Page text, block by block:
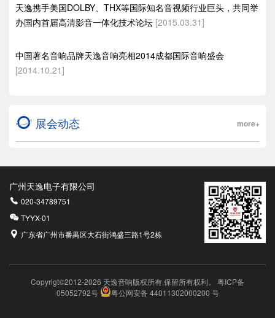
天逸携手美国DOLBY、THX等国际知名音视频行业巨头，共同举
办国内首届高清影音一体化技术论坛 [2015.03.31]
中国著名音响品牌天逸音响亮相2014成都国际音响盛会
[2014.10.21]
展会动态 more+
广州天逸电子有限公司
020-34789751
TYYX-01
广东省广州市番禺区大石街鸿盛三路1号2栋
Copyrigt©2012-2026 天逸音响版权所有,保留所有权利。 粤ICP备
05052792号
粤公网安备 44011302000200 号